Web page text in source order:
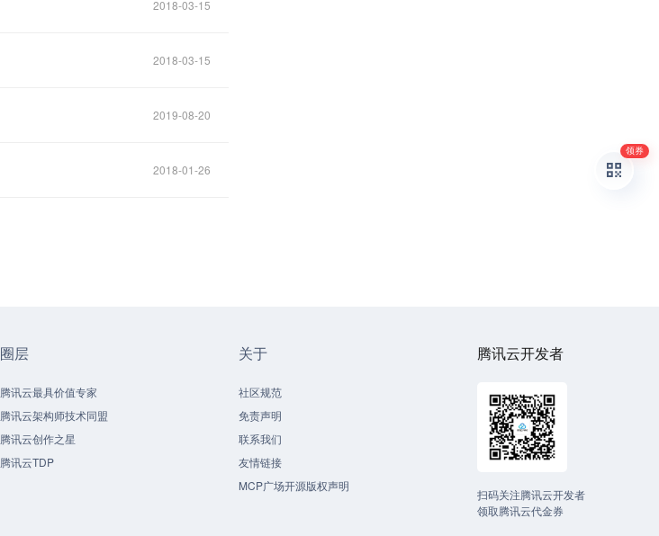
2018-03-15
2018-03-15
2019-08-20
2018-01-26
圈层
腾讯云最具价值专家
腾讯云架构师技术同盟
腾讯云创作之星
腾讯云TDP
关于
社区规范
免责声明
联系我们
友情链接
MCP广场开源版权声明
腾讯云开发者
扫码关注腾讯云开发者
领取腾讯云代金券
领券